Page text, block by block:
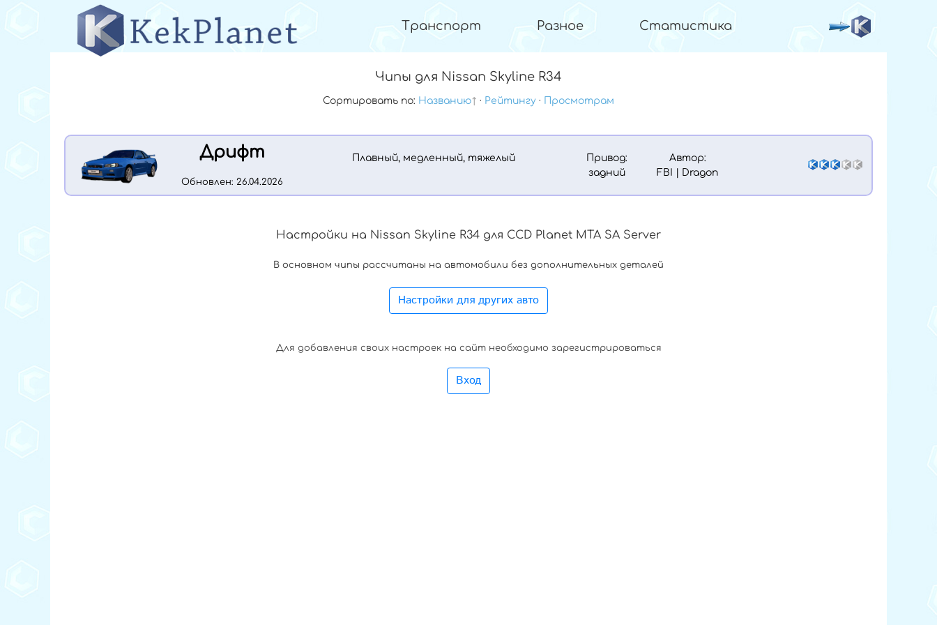
Транспорт Разное Статистика
Чипы для Nissan Skyline R34
Сортировать по: Названию · Рейтингу · Просмотрам
Дрифт
Обновлен: 26.04.2026
Плавный, медленный, тяжелый
Привод:
задний
Автор:
FBI | Dragon
Настройки на Nissan Skyline R34 для CCD Planet MTA SA Server
В основном чипы рассчитаны на автомобили без дополнительных деталей
Настройки для других авто
Для добавления своих настроек на сайт необходимо зарегистрироваться
Вход